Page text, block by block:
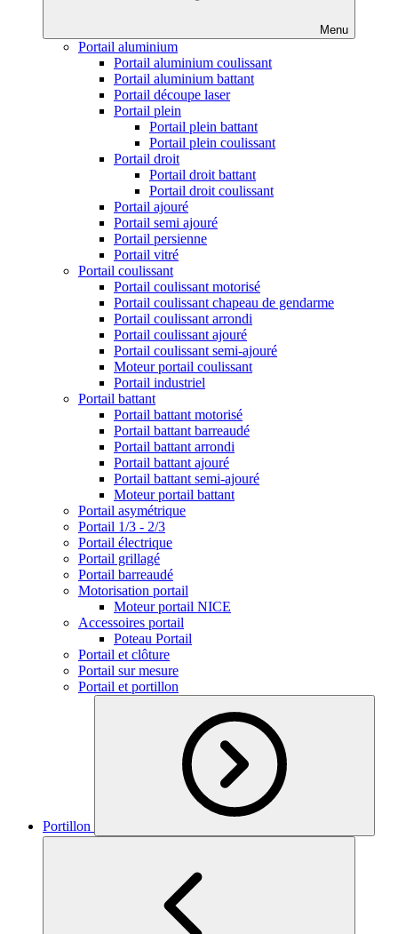
Menu
Portail aluminium
Portail aluminium coulissant
Portail aluminium battant
Portail découpe laser
Portail plein
Portail plein battant
Portail plein coulissant
Portail droit
Portail droit battant
Portail droit coulissant
Portail ajouré
Portail semi ajouré
Portail persienne
Portail vitré
Portail coulissant
Portail coulissant motorisé
Portail coulissant chapeau de gendarme
Portail coulissant arrondi
Portail coulissant ajouré
Portail coulissant semi-ajouré
Moteur portail coulissant
Portail industriel
Portail battant
Portail battant motorisé
Portail battant barreaudé
Portail battant arrondi
Portail battant ajouré
Portail battant semi-ajouré
Moteur portail battant
Portail asymétrique
Portail 1/3 - 2/3
Portail électrique
Portail grillagé
Portail barreaudé
Motorisation portail
Moteur portail NICE
Accessoires portail
Poteau Portail
Portail et clôture
Portail sur mesure
Portail et portillon
Portillon